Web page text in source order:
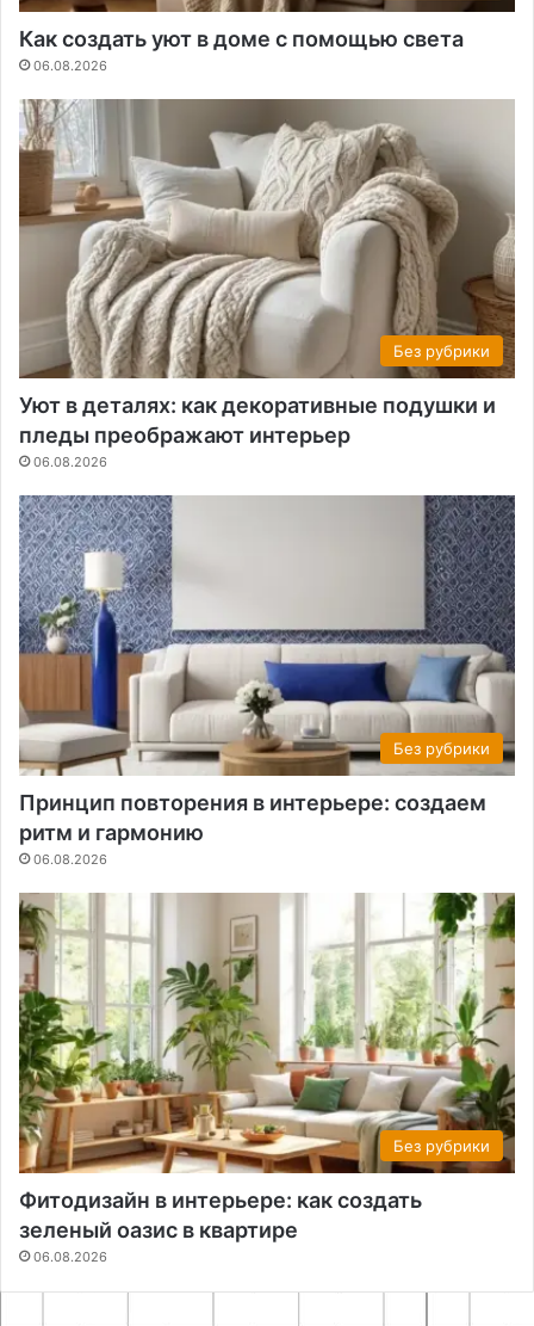
Как создать уют в доме с помощью света
06.08.2026
Без рубрики
Уют в деталях: как декоративные подушки и
пледы преображают интерьер
06.08.2026
Без рубрики
Принцип повторения в интерьере: создаем
ритм и гармонию
06.08.2026
Без рубрики
Фитодизайн в интерьере: как создать
зеленый оазис в квартире
06.08.2026